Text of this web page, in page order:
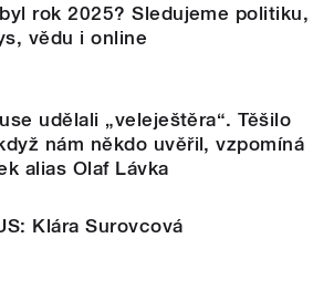
rok 2025? Sledujeme politiku,
vědu i online
udělali „veleještěra“. Těšilo
nám někdo uvěřil, vzpomíná
alias Olaf Lávka
Klára Surovcová